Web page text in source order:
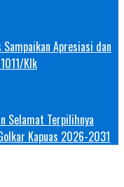
Apresiasi dan
Klk
Selamat Terpilihnya
Kapuas 2026-2031